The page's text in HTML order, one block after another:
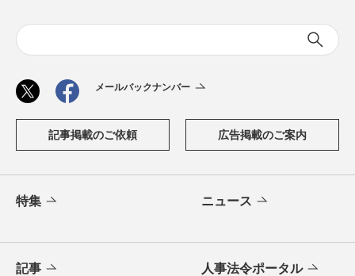
メールバックナンバー
記事掲載のご依頼 広告掲載のご案内
特集 ニュース
記事 人事法令ポータル